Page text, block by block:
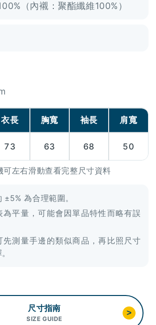
（內襯：聚酯纖維100%）
衣長 胸寬 袖長 肩寬
73 63 68 50
可左右滑動查看完整尺寸資料
±5% 為合理範圍。
為平量，可能會因單品特性而略有誤
先測量手邊的類似商品，再比照尺寸
尺寸指南
SIZE GUIDE
>